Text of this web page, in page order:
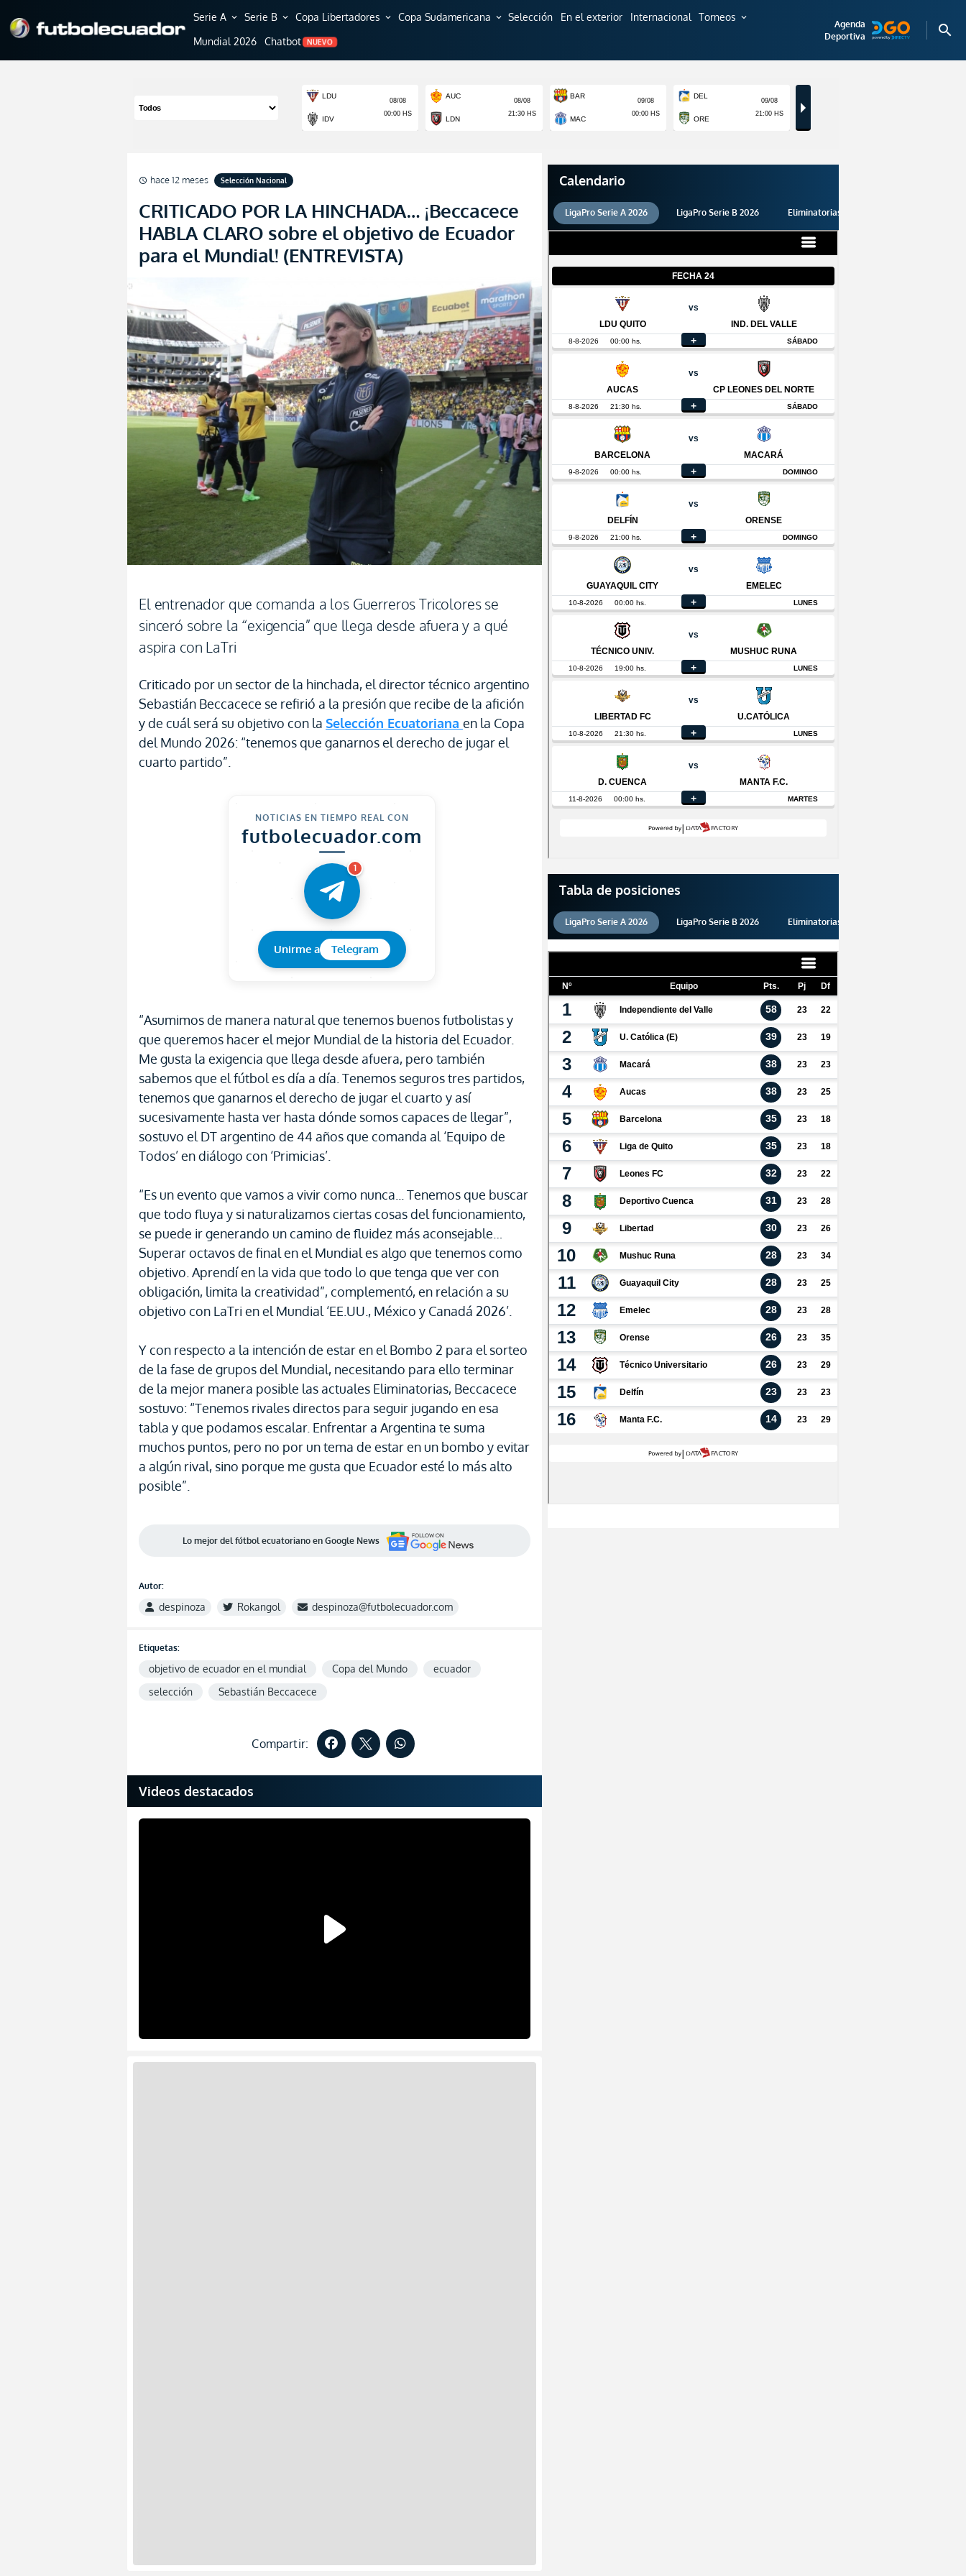
Serie A expand_more Serie B expand_more Copa Libertadores expand_more Copa Sudamericana expand_more Selección En el exterior Internacional Torneos expand_more
Mundial 2026 Chatbot NUEVO
Agenda
Deportiva
search
schedule hace 12 meses Selección Nacional
CRITICADO POR LA HINCHADA… ¡Beccacece
HABLA CLARO sobre el objetivo de Ecuador
para el Mundial! (ENTREVISTA)
El entrenador que comanda a los Guerreros Tricolores se
sinceró sobre la “exigencia” que llega desde afuera y a qué
aspira con LaTri
Criticado por un sector de la hinchada, el director técnico argentino
Sebastián Beccacece se refirió a la presión que recibe de la afición
y de cuál será su objetivo con la Selección Ecuatoriana en la Copa
del Mundo 2026: “tenemos que ganarnos el derecho de jugar el
cuarto partido”.
NOTICIAS EN TIEMPO REAL CON
futbolecuador.com
1
Unirme a Telegram
“Asumimos de manera natural que tenemos buenos futbolistas y
que queremos hacer el mejor Mundial de la historia del Ecuador.
Me gusta la exigencia que llega desde afuera, pero también
sabemos que el fútbol es día a día. Tenemos seguros tres partidos,
tenemos que ganarnos el derecho de jugar el cuarto y así
sucesivamente hasta ver hasta dónde somos capaces de llegar”,
sostuvo el DT argentino de 44 años que comanda al ‘Equipo de
Todos’ en diálogo con ‘Primicias’.
“Es un evento que vamos a vivir como nunca... Tenemos que buscar
que todo fluya y si naturalizamos ciertas cosas del funcionamiento,
se puede ir generando un camino de fluidez más aconsejable…
Superar octavos de final en el Mundial es algo que tenemos como
objetivo. Aprendí en la vida que todo lo que tenga que ver con
obligación, limita la creatividad”, complementó, en relación a su
objetivo con LaTri en el Mundial ‘EE.UU., México y Canadá 2026’.
Y con respecto a la intención de estar en el Bombo 2 para el sorteo
de la fase de grupos del Mundial, necesitando para ello terminar
de la mejor manera posible las actuales Eliminatorias, Beccacece
sostuvo: “Tenemos rivales directos para seguir jugando en esa
tabla y que podamos escalar. Enfrentar a Argentina te suma
muchos puntos, pero no por un tema de estar en un bombo y evitar
a algún rival, sino porque me gusta que Ecuador esté lo más alto
posible”.
Lo mejor del fútbol ecuatoriano en Google News
Autor:
despinoza Rokangol despinoza@futbolecuador.com
Etiquetas:
objetivo de ecuador en el mundial Copa del Mundo
ecuador
selección
Sebastián Beccacece
Compartir:
Videos destacados
Calendario
LigaPro Serie A 2026 LigaPro Serie B 2026 Eliminatorias 2026
Tabla de posiciones
LigaPro Serie A 2026 LigaPro Serie B 2026 Eliminatorias 2026